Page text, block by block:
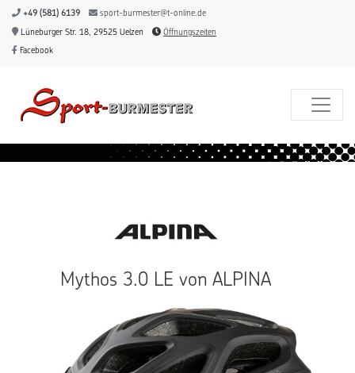
+49 (581) 6139 sport-burmester@t-online.de
Lüneburger Str. 18, 29525 Uelzen Öffnungszeiten
Facebook
Mythos 3.0 LE von ALPINA